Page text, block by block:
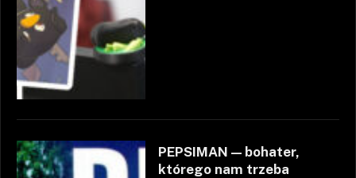
PEPSIMAN — bohater,
którego nam trzeba